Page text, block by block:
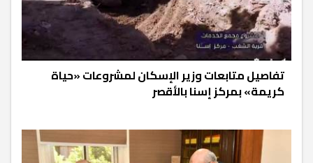
تفاصيل متابعات وزير الإسكان لمشروعات «حياة
كريمة» بمركز إسنا بالأقصر